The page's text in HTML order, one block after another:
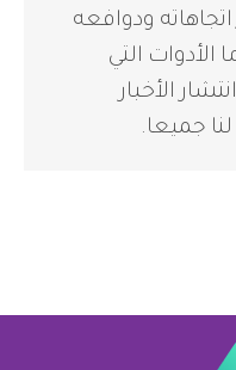
اتجاهاته ودوافعه
الأدوات التي
الأخبار
جميعا.